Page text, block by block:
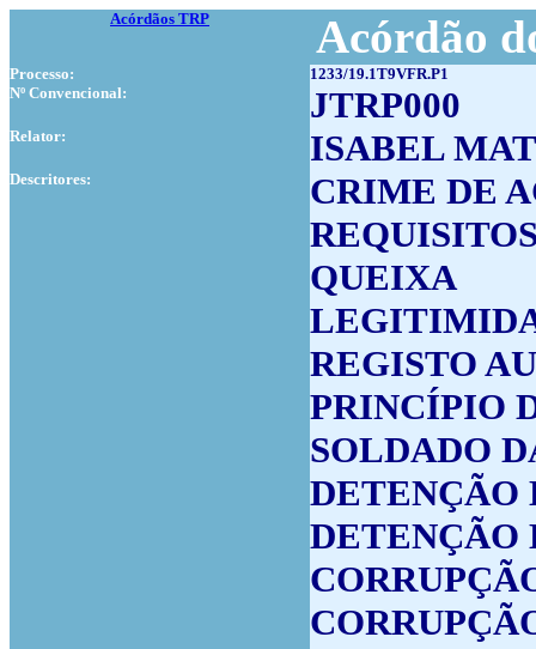
Acórdãos TRP Acórdão
Processo:
1233/19.1T9VFR.P1
Nº Convencional:
JTRP000
Relator: ISABEL
Descritores:
CRIME DE
QUEIXA
REGISTO
PRINCÍPIO
SOLDADO
DETENÇÃO
DETENÇÃO